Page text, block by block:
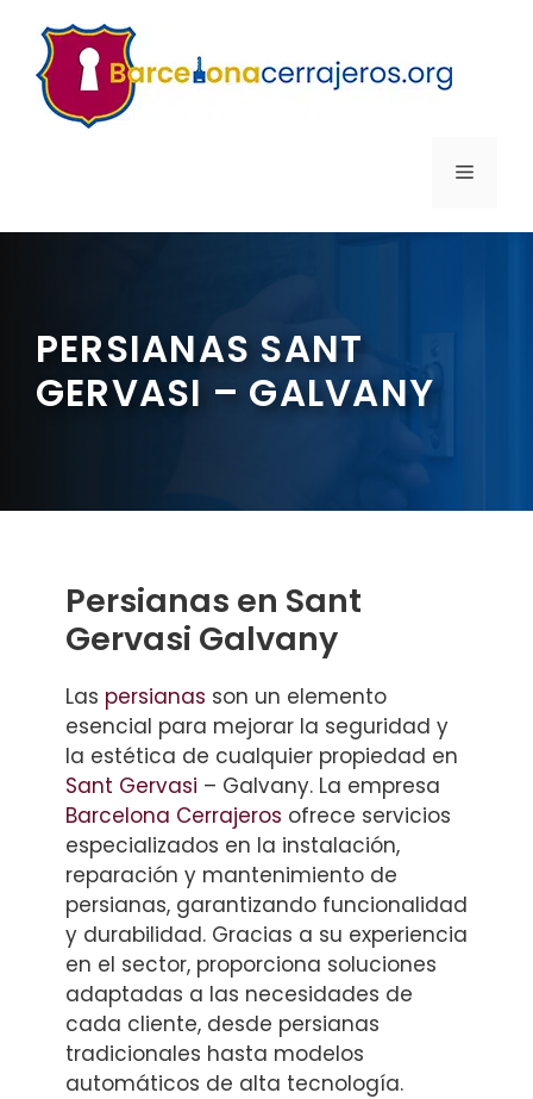
contenido
MENÚ
PERSIANAS SANT
GERVASI – GALVANY
Persianas en Sant
Gervasi Galvany
Las persianas son un elemento
esencial para mejorar la seguridad y
la estética de cualquier propiedad en
Sant Gervasi – Galvany. La empresa
Barcelona Cerrajeros ofrece servicios
especializados en la instalación,
reparación y mantenimiento de
persianas, garantizando funcionalidad
y durabilidad. Gracias a su experiencia
en el sector, proporciona soluciones
adaptadas a las necesidades de
cada cliente, desde persianas
tradicionales hasta modelos
automáticos de alta tecnología.